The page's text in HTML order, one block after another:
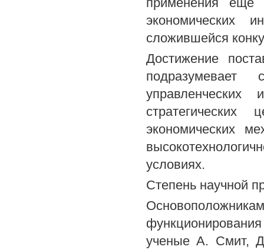
экономических
сложившейся
Достижение
стратегических
экономических
условиях.
Степень научной
ученые А. Смит,